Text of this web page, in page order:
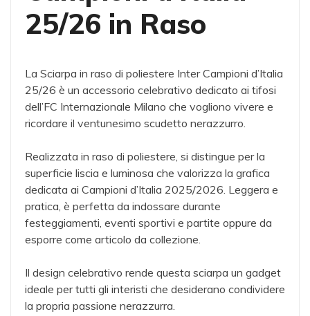
25/26 in Raso
La Sciarpa in raso di poliestere Inter Campioni d’Italia
25/26 è un accessorio celebrativo dedicato ai tifosi
dell’FC Internazionale Milano che vogliono vivere e
ricordare il ventunesimo scudetto nerazzurro.
Realizzata in raso di poliestere, si distingue per la
superficie liscia e luminosa che valorizza la grafica
dedicata ai Campioni d’Italia 2025/2026. Leggera e
pratica, è perfetta da indossare durante
festeggiamenti, eventi sportivi e partite oppure da
esporre come articolo da collezione.
Il design celebrativo rende questa sciarpa un gadget
ideale per tutti gli interisti che desiderano condividere
la propria passione nerazzurra.